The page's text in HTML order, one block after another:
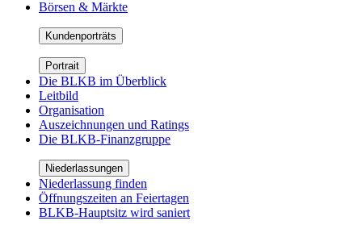
Börsen & Märkte
Kundenporträts
Portrait
Die BLKB im Überblick
Leitbild
Organisation
Auszeichnungen und Ratings
Die BLKB-Finanzgruppe
Niederlassungen
Niederlassung finden
Öffnungszeiten an Feiertagen
BLKB-Hauptsitz wird saniert